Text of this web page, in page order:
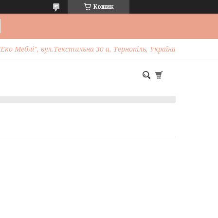
Кошик
Меблі", вул.Текстильна 30 а, Тернопіль, Україна